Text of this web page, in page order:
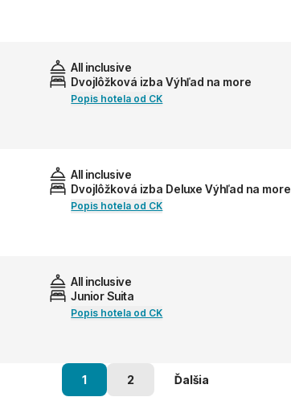
All inclusive
Dvojlôžková izba Výhľad na more
Popis hotela od CK
All inclusive
Dvojlôžková izba Deluxe Výhľad na more
Popis hotela od CK
All inclusive
Junior Suita
Popis hotela od CK
1 2 Ďalšia